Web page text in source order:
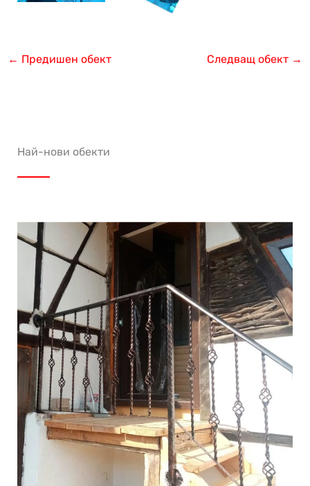
← Предишен обект Следващ обект →
Най-нови обекти